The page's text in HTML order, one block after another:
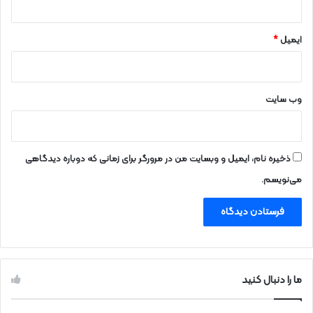
ایمیل*
وب‌ سایت
ذخیره نام، ایمیل و وبسایت من در مرورگر برای زمانی که دوباره دیدگاهی
می‌نویسم.
ما را دنبال کنید